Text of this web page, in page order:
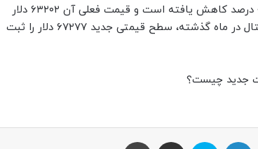
ارزش هر واحد بیت کوین در ۲۴ ساعت گذشته حدود ۰/۳ درصد کاهش یافته است و قیمت فعلی آن ۶۳۲۰۲ دلار
است. همان‌طور که قبلا اعلام کردیم، پادشاه ارزهای دیجیتال در ماه گذشته، سطح قیمتی جدید ۶۷۲۷۷ دلار را ثبت
جدید چیست؟
ایکس